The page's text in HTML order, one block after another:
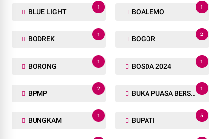
BLUE LIGHT
1
BOALEMO
1
BODREK
1
BOGOR
2
BORONG
1
BOSDA 2024
1
BPMP
2
BUKA PUASA BERSAMA
1
BUNGKAM
1
BUPATI
5